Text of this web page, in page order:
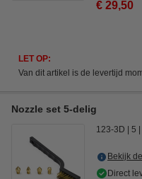
€ 29,50
LET OP:
Van dit artikel is de levertijd
Nozzle set 5-delig
123-3D 5
Bekijk
Direct